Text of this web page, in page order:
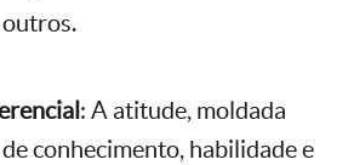
outros.
: A atitude, moldada
conhecimento, habilidade e